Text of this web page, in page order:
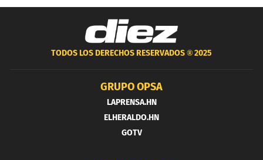
TODOS LOS DERECHOS RESERVADOS ®2025
GRUPO OPSA
LAPRENSA.HN
ELHERALDO.HN
GOTV